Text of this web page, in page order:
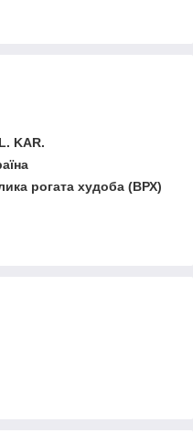
KAR.
рогата худоба (ВРХ)